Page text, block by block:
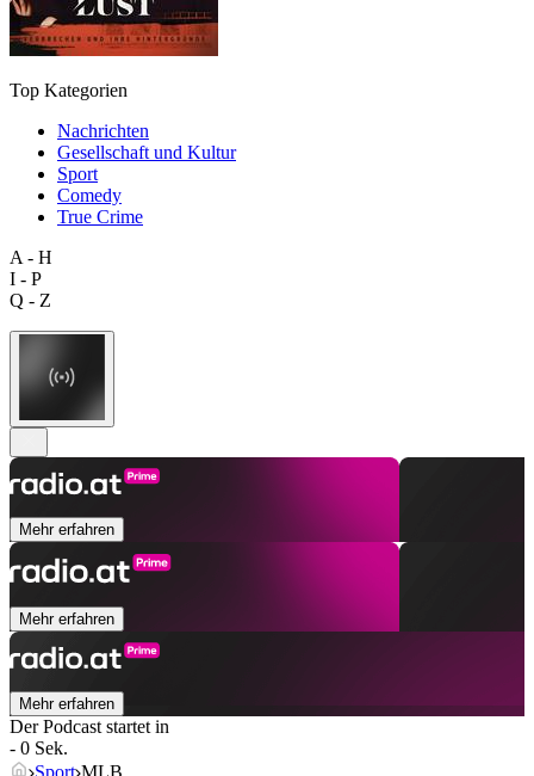
Top Kategorien
Nachrichten
Gesellschaft und Kultur
Sport
Comedy
True Crime
A - H
I - P
Q - Z
Mehr erfahren
Mehr erfahren
Mehr erfahren
Der Podcast startet in
- 0 Sek.